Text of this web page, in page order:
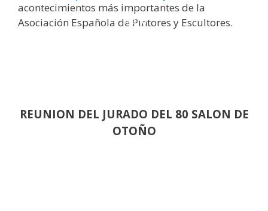
Menú
acontecimientos más importantes de la
Asociación Española de Pintores y Escultores.
REUNION DEL JURADO DEL 80 SALON DE
OTOÑO